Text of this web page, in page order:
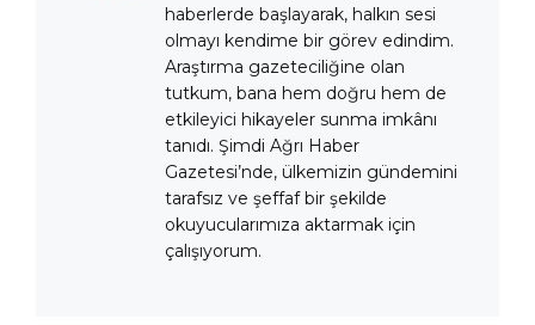
haberlerde başlayarak, halkın sesi
olmayı kendime bir görev edindim.
Araştırma gazeteciliğine olan
tutkum, bana hem doğru hem de
etkileyici hikayeler sunma imkânı
tanıdı. Şimdi Ağrı Haber
Gazetesi’nde, ülkemizin gündemini
tarafsız ve şeffaf bir şekilde
okuyucularımıza aktarmak için
çalışıyorum.